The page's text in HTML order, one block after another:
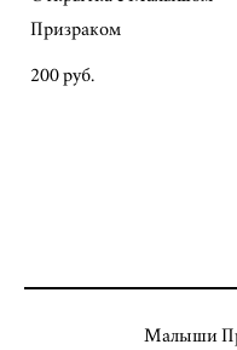
Призраком
200 pуб.
Малыши